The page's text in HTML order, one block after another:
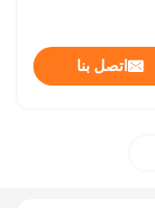
اتصل بنا